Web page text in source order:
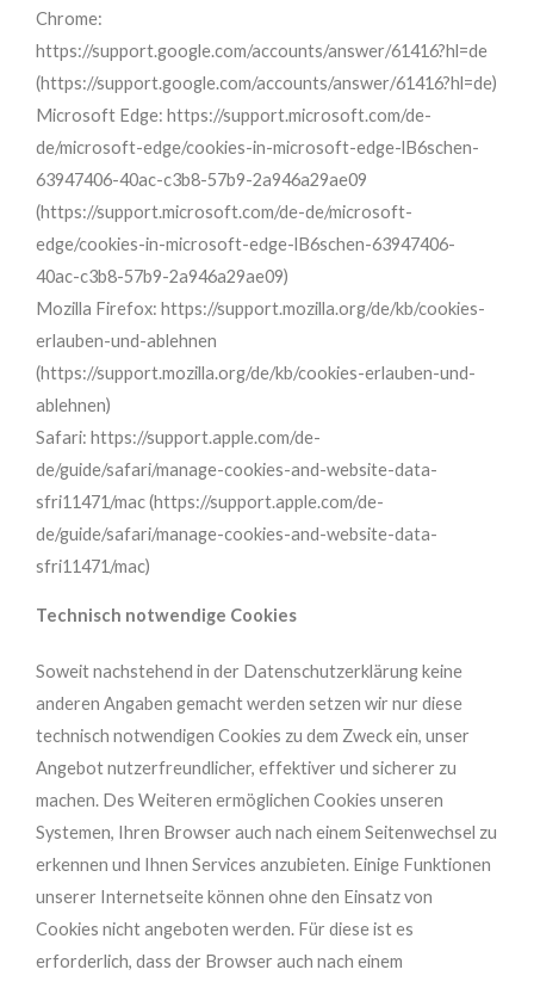
Chrome:
https://support.google.com/accounts/answer/61416?hl=de
(https://support.google.com/accounts/answer/61416?hl=de)
Microsoft Edge: https://support.microsoft.com/de-
de/microsoft-edge/cookies-in-microsoft-edge-lB6schen-
63947406-40ac-c3b8-57b9-2a946a29ae09
(https://support.microsoft.com/de-de/microsoft-
edge/cookies-in-microsoft-edge-lB6schen-63947406-
40ac-c3b8-57b9-2a946a29ae09)
Mozilla Firefox: https://support.mozilla.org/de/kb/cookies-
erlauben-und-ablehnen
(https://support.mozilla.org/de/kb/cookies-erlauben-und-
ablehnen)
Safari: https://support.apple.com/de-
de/guide/safari/manage-cookies-and-website-data-
sfri11471/mac (https://support.apple.com/de-
de/guide/safari/manage-cookies-and-website-data-
sfri11471/mac)
Technisch notwendige Cookies
Soweit nachstehend in der Datenschutzerklärung keine
anderen Angaben gemacht werden setzen wir nur diese
technisch notwendigen Cookies zu dem Zweck ein, unser
Angebot nutzerfreundlicher, effektiver und sicherer zu
machen. Des Weiteren ermöglichen Cookies unseren
Systemen, Ihren Browser auch nach einem Seitenwechsel zu
erkennen und Ihnen Services anzubieten. Einige Funktionen
unserer Internetseite können ohne den Einsatz von
Cookies nicht angeboten werden. Für diese ist es
erforderlich, dass der Browser auch nach einem